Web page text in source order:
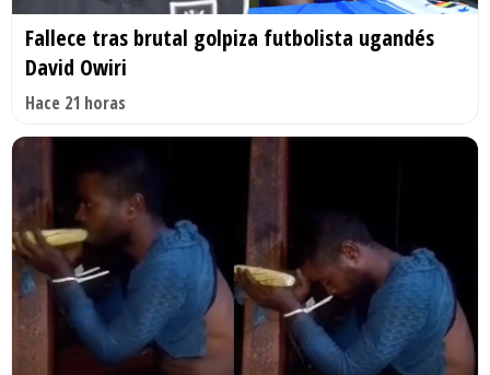
Fallece tras brutal golpiza futbolista ugandés
David Owiri
Hace 21 horas